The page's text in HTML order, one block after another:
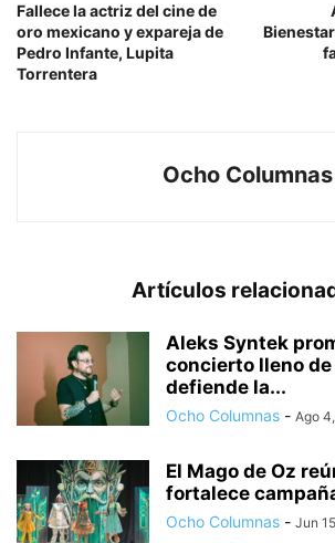
Fallece la actriz del cine de
oro mexicano y expareja de
Pedro Infante, Lupita
Torrentera
Ocho Columnas
Artículos
Aleks Syntek
concierto lleno
defiende la...
Ocho Columnas - Ago
El Mago de Oz
fortalece
Ocho Columnas - Jun